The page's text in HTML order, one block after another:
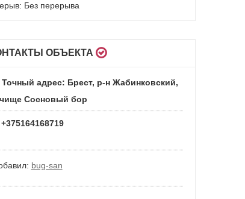
Без перерыва
ОБЪЕКТА
Точный адрес: Брест, р-н Жабинковский,
Сосновый бор
bug-san